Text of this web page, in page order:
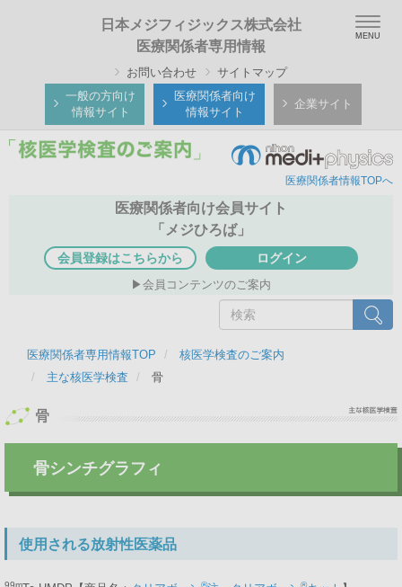
ン
日本メジフィジックス株式会社
医療関係者専用情報
お問い合わせ
サイトマップ
一般の方向け
情報サイト
医療関係者向け
情報サイト
企業サイト
医療関係者情報TOPへ
医療関係者向け会員サイト
「メジひろば」
会員登録はこちらから ログイン
会員コンテンツのご案内
索
検索
医療関係者専用情報TOP
核医学検査のご案内
主な核医学検査
骨
骨シンチグラフィ
使用される放射性医薬品
99m ® ®